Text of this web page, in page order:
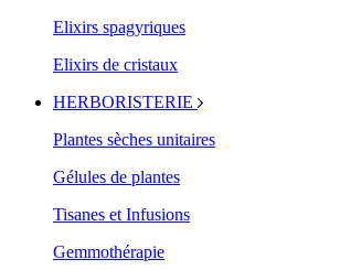
Elixirs spagyriques
Elixirs de cristaux
HERBORISTERIE
Plantes sèches unitaires
Gélules de plantes
Tisanes et Infusions
Gemmothérapie